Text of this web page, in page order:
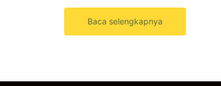
Baca selengkapnya